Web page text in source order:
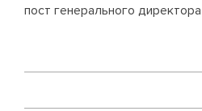
пост генерального